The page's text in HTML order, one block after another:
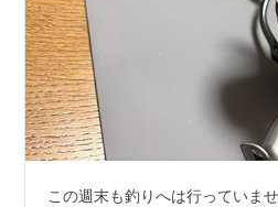
この週末も釣りへは行っていま